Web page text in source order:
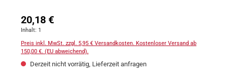
Regulärer Preis:
20,18 €
Inhalt: 1
Preis inkl. MwSt. zzgl. 5,95 € Versandkosten. Kostenloser Versand ab
150,00 €. (EU abweichend).
Derzeit nicht vorrätig, Lieferzeit anfragen